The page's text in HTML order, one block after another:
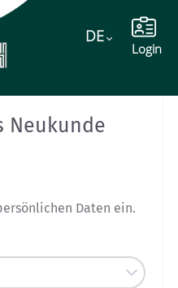
DE Language
Login
Neukunde
Daten ein.